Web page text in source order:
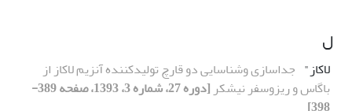
ل
لاکاز" جداسازی وشناسایی دو قارچ تولیدکننده آنزیم لاکاز از
باگاس و ریزوسفر نیشکر
[دوره 27، شماره 3، 1393، صفحه 389-